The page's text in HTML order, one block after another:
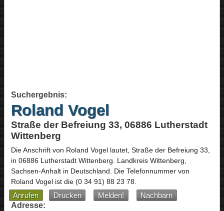
Suchergebnis:
Roland Vogel
Straße der Befreiung 33, 06886 Lutherstadt
Wittenberg
Die Anschrift von Roland Vogellautet, Straße der Befreiung 33,
in 06886 Lutherstadt Wittenberg. Landkreis Wittenberg,
Sachsen-Anhaltin Deutschland. Die Telefonnummer von
Roland Vogel ist die (0 34 91) 88 23 78.
Anrufen Drucken Melden!
Nachbarn
Adresse: